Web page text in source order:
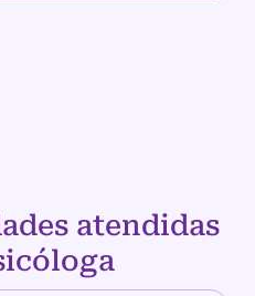
atendidas